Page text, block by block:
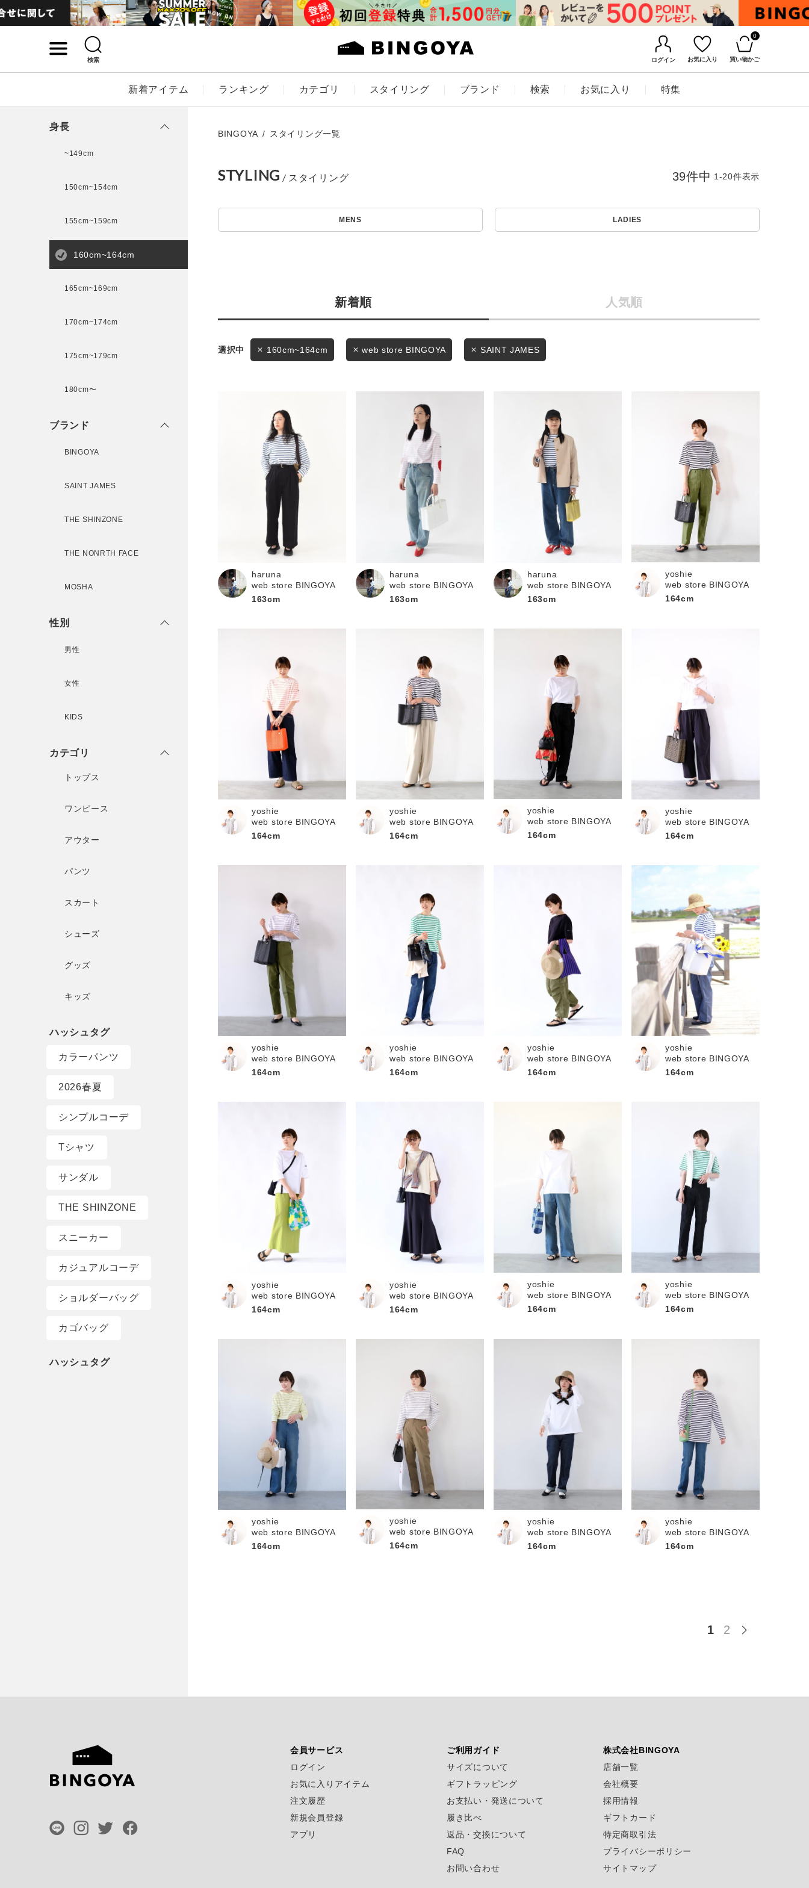
検索 ログイン お気に入り
0
買い物かご
新着アイテム ランキング カテゴリ スタイリング ブランド 検索 お気に入り 特集
条件絞り込み検索
カテゴリから探す
スタイリングから探す
ブランドから探す
履き比べ可能商品から探す
店舗一覧
会社概要
お知らせ・ご利用ガイド
お知らせ
ご利用ガイド
ギフトラッピング
お問い合わせ
無料公式アプリダウンロード
キーワード
LADIES KIDS
価格
セール価格
在庫
在庫なし含む
この条件で絞り込む
身長
~149cm
150cm~154cm
155cm~159cm
160cm~164cm
165cm~169cm
170cm~174cm
175cm~179cm
180cm〜
ブランド
BINGOYA
SAINT JAMES
THE SHINZONE
THE NONRTH FACE
MOSHA
性別
男性
女性
KIDS
カテゴリ
トップス
ワンピース
アウター
パンツ
スカート
シューズ
グッズ
キッズ
カラーパンツ
2026春夏
シンプルコーデ
Tシャツ
サンダル
THE SHINZONE
スニーカー
カジュアルコーデ
ショルダーバッグ
カゴバッグ
BINGOYA スタイリング一覧
STYLING
MENS LADIES
新着順 人気順
39件中 1-20件表示
160cm~164cm web store BINGOYA SAINT JAMES
haruna
web store BINGOYA
163cm
haruna
web store BINGOYA
163cm
haruna
web store BINGOYA
163cm
yoshie
web store BINGOYA
164cm
yoshie
web store BINGOYA
164cm
yoshie
web store BINGOYA
164cm
yoshie
web store BINGOYA
164cm
yoshie
web store BINGOYA
164cm
yoshie
web store BINGOYA
164cm
yoshie
web store BINGOYA
164cm
yoshie
web store BINGOYA
164cm
yoshie
web store BINGOYA
164cm
yoshie
web store BINGOYA
164cm
yoshie
web store BINGOYA
164cm
yoshie
web store BINGOYA
164cm
yoshie
web store BINGOYA
164cm
yoshie
web store BINGOYA
164cm
yoshie
web store BINGOYA
164cm
yoshie
web store BINGOYA
164cm
yoshie
web store BINGOYA
164cm
1 2
会員サービス
ログイン
お気に入りアイテム
注文履歴
新規会員登録
アプリ
ご利用ガイド
サイズについて
ギフトラッピング
お支払い・発送について
履き比べ
返品・交換について
FAQ
お問い合わせ
株式会社BINGOYA
店舗一覧
会社概要
採用情報
ギフトカード
特定商取引法
プライバシーポリシー
サイトマップ